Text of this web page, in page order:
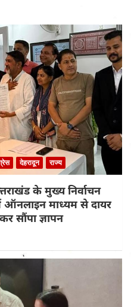
देहरादून राज्य
के मुख्य निर्वाचन
ऑनलाइन माध्यम से दायर
सौंपा ज्ञापन